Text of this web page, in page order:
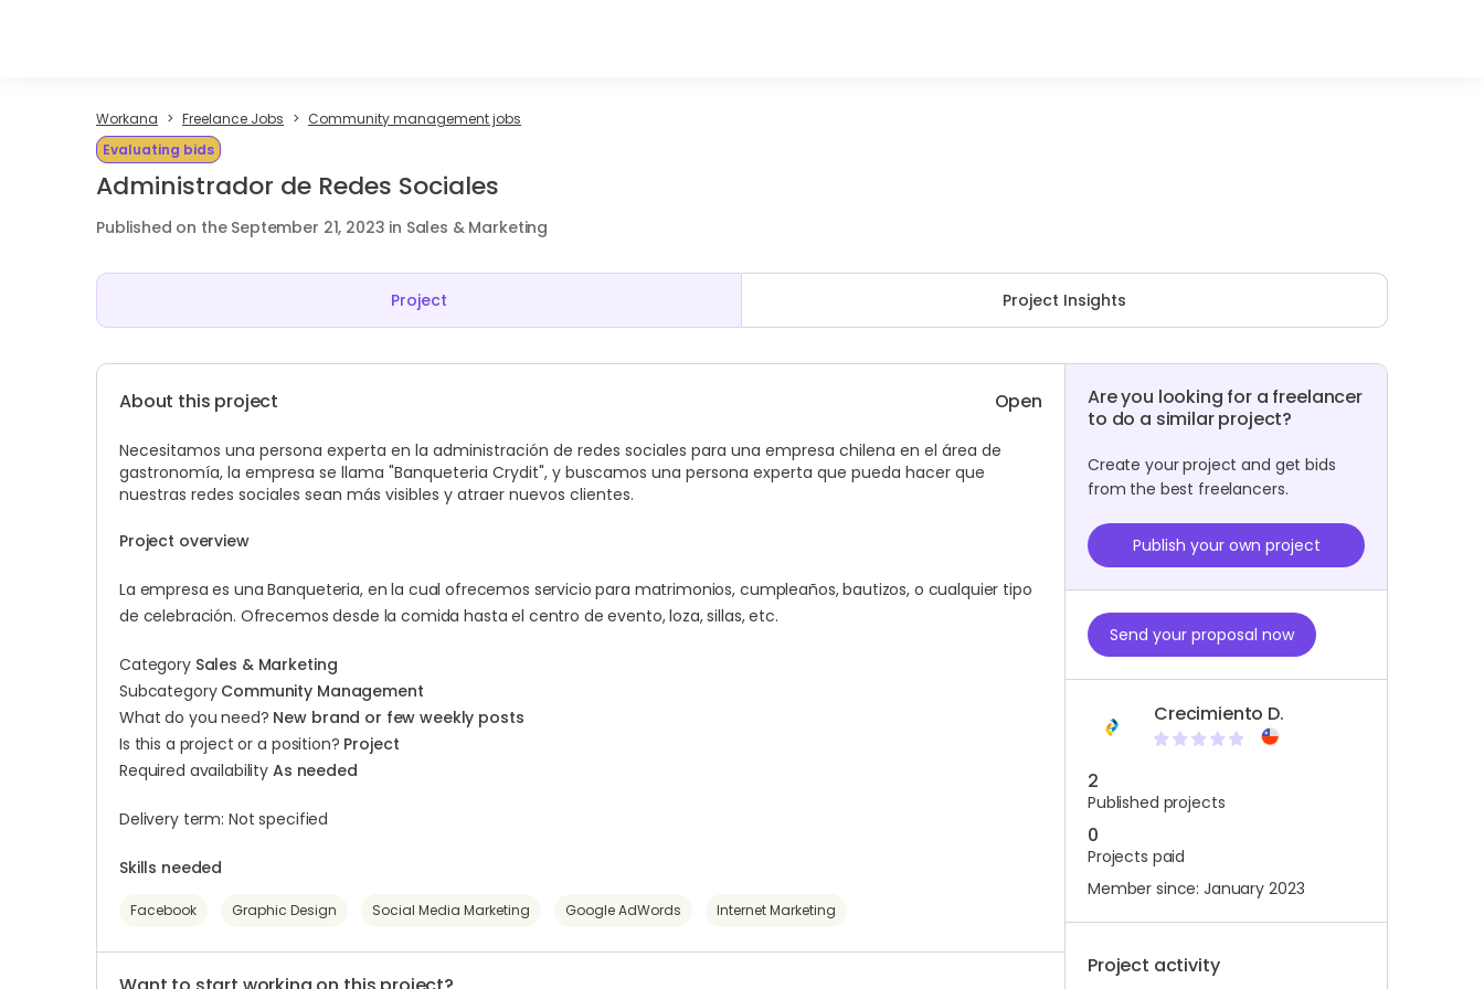
Workana Freelance Jobs
Community management jobs
Evaluating bids
Administrador de Redes Sociales
Published on the September 21, 2023 in Sales & Marketing
Project Project Insights
About this project Open
Necesitamos una persona experta en la administración de redes sociales para una empresa chilena en el área de
gastronomía, la empresa se llama "Banqueteria Crydit", y buscamos una persona experta que pueda hacer que
nuestras redes sociales sean más visibles y atraer nuevos clientes.
Project overview
La empresa es una Banqueteria, en la cual ofrecemos servicio para matrimonios, cumpleaños, bautizos, o cualquier tipo
de celebración. Ofrecemos desde la comida hasta el centro de evento, loza, sillas, etc.
Category Sales & Marketing
Subcategory Community Management
What do you need? New brand or few weekly posts
Is this a project or a position? Project
Required availability As needed
Delivery term: Not specified
Skills needed
Facebook Graphic Design Social Media Marketing Google AdWords Internet Marketing
Are you looking for a freelancer
to do a similar project?
Create your project and get bids
from the best freelancers.
Publish your own project
Send your proposal now
Crecimiento D.
2
Published projects
0
Projects paid
Member since: January 2023
Project activity